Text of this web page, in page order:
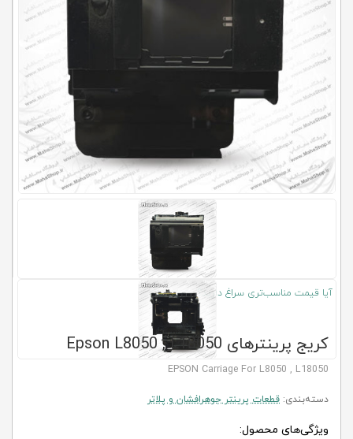
کلاب
محاشاپ
آیا قیمت مناسب‌تری سراغ دارید؟
کریج پرینترهای Epson L8050 , L18050
EPSON Carriage For L8050 , L18050
دسته‌بندی: قطعات پرینتر جوهرافشان و پلاتر
ویژگی‌های محصول: